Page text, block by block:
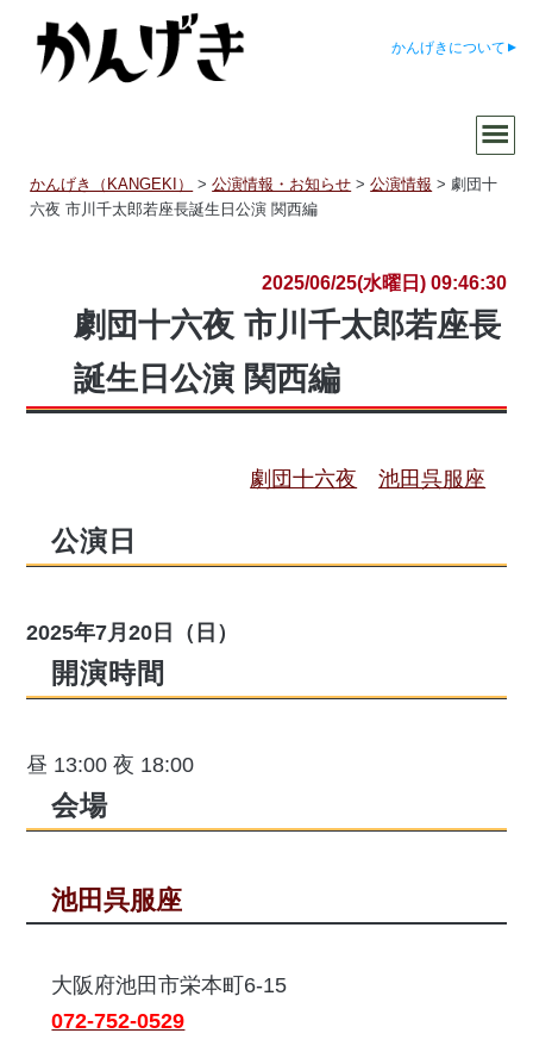
かんげきについて
かんげき（KANGEKI） >公演情報・お知らせ >公演情報 >劇団十
六夜 市川千太郎若座長誕生日公演 関西編
2025/06/25(水曜日) 09:46:30
劇団十六夜 市川千太郎若座長
誕生日公演 関西編
劇団十六夜 池田呉服座
公演日
2025年7月20日（日）
開演時間
昼 13:00 夜 18:00
会場
池田呉服座
大阪府池田市栄本町6-15
072-752-0529